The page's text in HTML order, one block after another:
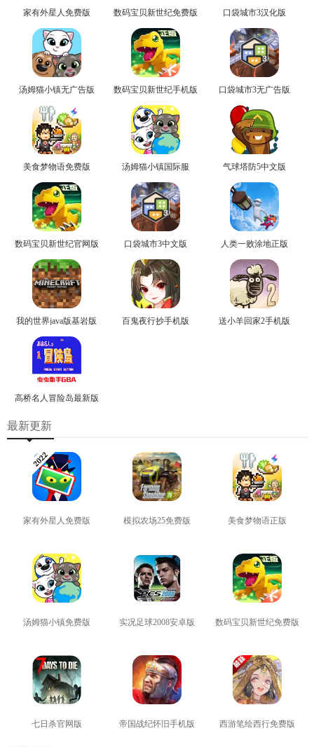
家有外星人免费版 数码宝贝新世纪免费版 口袋城市3汉化版
汤姆猫小镇无广告版 数码宝贝新世纪手机版 口袋城市3无广告版
美食梦物语免费版 汤姆猫小镇国际服 气球塔防5中文版
数码宝贝新世纪官网版 口袋城市3中文版 人类一败涂地正版
我的世界java版基岩版 百鬼夜行抄手机版 送小羊回家2手机版
高桥名人冒险岛最新版
最新更新
家有外星人免费版 模拟农场25免费版 美食梦物语正版
汤姆猫小镇免费版 实况足球2008安卓版 数码宝贝新世纪免费版
七日杀官网版 帝国战纪怀旧手机版 西游笔绘西行免费版